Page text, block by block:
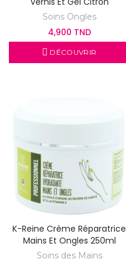
Soins Ongles
4,900 TND
DÉCOUVRIR
K-Reine Crème Réparatrice
Mains Et Ongles 250ml
Soins des Mains